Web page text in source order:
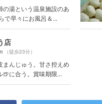
の湯という温泉施設のあ
で早々にお風呂＆...
店
（徒歩23分）
まんじゅう。甘さ控えめ
🍺に合う。賞味期限...